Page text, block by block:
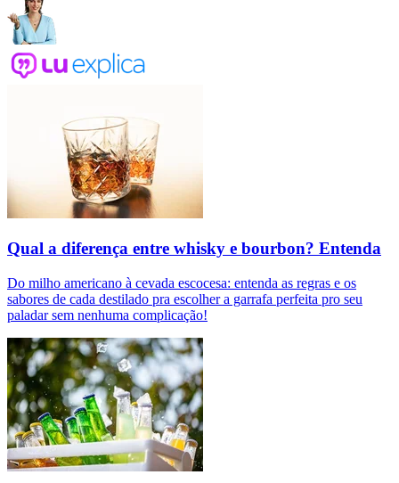
Qual a diferença entre whisky e bourbon? Entenda
Do milho americano à cevada escocesa: entenda as regras e os
sabores de cada destilado pra escolher a garrafa perfeita pro seu
paladar sem nenhuma complicação!